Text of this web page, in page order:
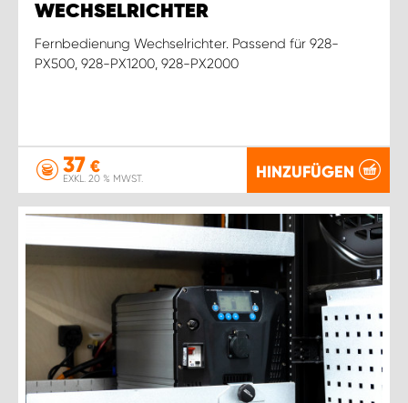
WECHSELRICHTER
Fernbedienung Wechselrichter. Passend für 928-
PX500, 928-PX1200, 928-PX2000
37 €
EXKL. 20 % MWST. HINZUFÜGEN